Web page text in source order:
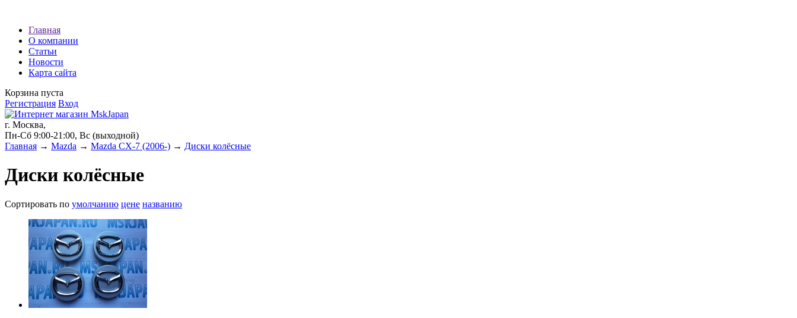
экспресс займы
Главная
О компании
Статьи
Новости
Карта сайта
Корзина пуста
Регистрация Вход
г. Москва,
Пн-Сб 9:00-21:00, Вс (выходной)
Главная → Mazda → Mazda CX-7 (2006-) → Диски колёсные
Диски колёсные
Сортировать по умолчанию цене названию